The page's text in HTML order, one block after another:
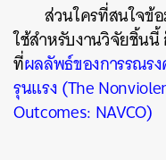
ส่วนใครที่สนใจข้
ใช้สำหรับงานวิจัยชิ้นนี้
ที่ผลลัพธ์ของการรณร
รุนแรง (The
Outcomes: NAVCO)